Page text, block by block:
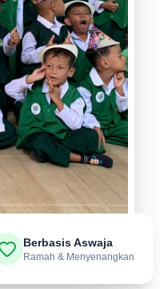
Berbasis Aswaja
Ramah & Menyenangkan